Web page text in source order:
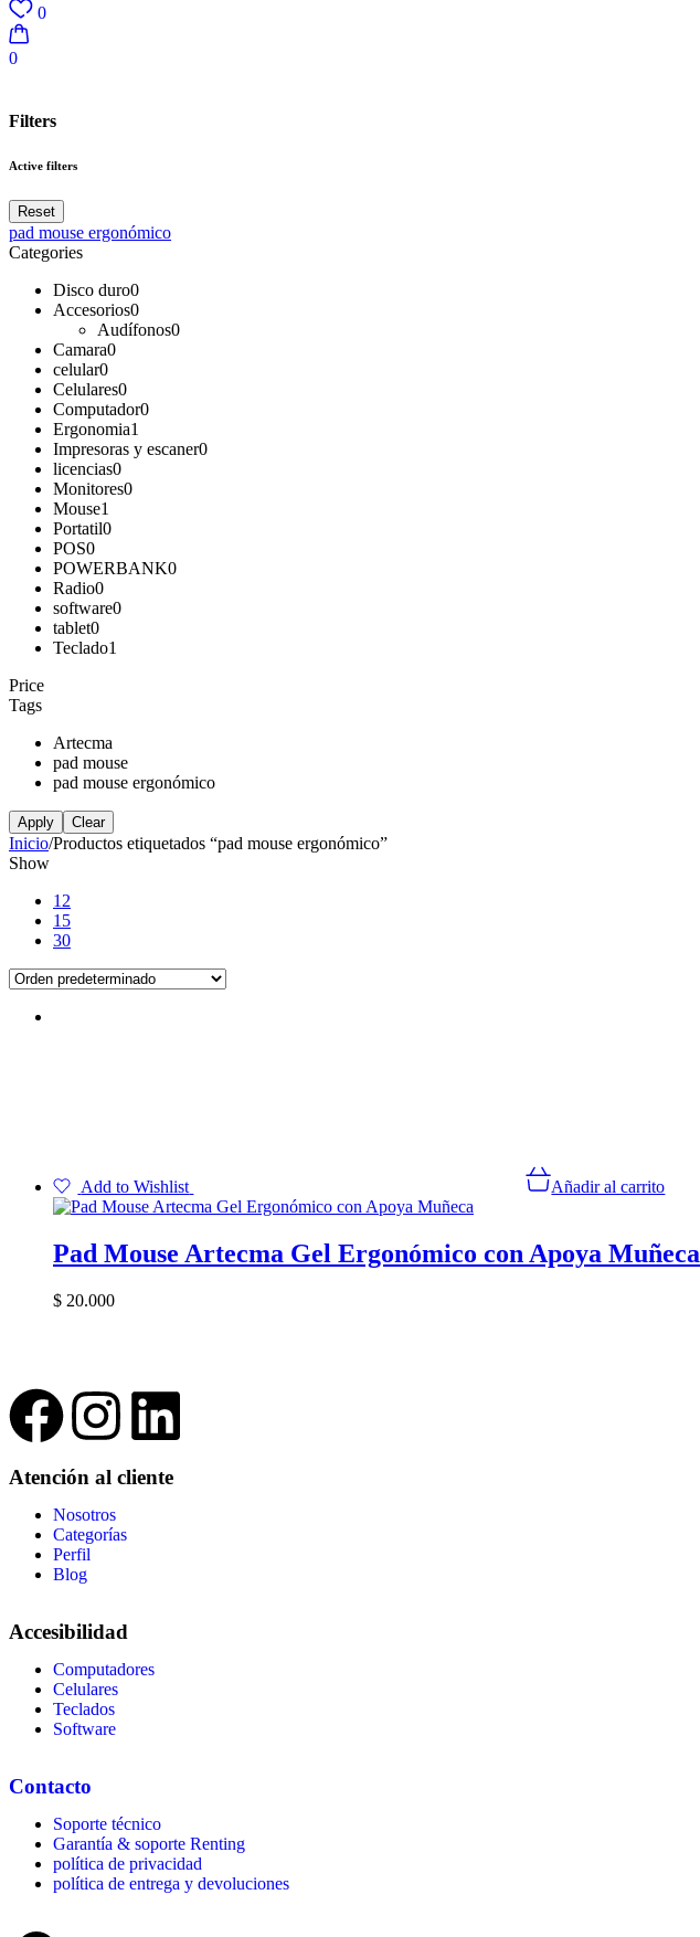
0
0
Filters
Active filters
Reset
pad mouse ergonómico
Categories
Disco duro0
Accesorios0
Audífonos0
Camara0
celular0
Celulares0
Computador0
Ergonomia1
Impresoras y escaner0
licencias0
Monitores0
Mouse1
Portatil0
POS0
POWERBANK0
Radio0
software0
tablet0
Teclado1
Price
Tags
Artecma
pad mouse
pad mouse ergonómico
Apply Clear
Inicio/Productos etiquetados “pad mouse ergonómico”
Show
12
15
30
Add to Wishlist Añadir al carrito
Pad Mouse Artecma Gel Ergonómico con Apoya Muñeca
$ 20.000
Atención al cliente
Nosotros
Categorías
Perfil
Blog
Accesibilidad
Computadores
Celulares
Teclados
Software
Contacto
Soporte técnico
Garantía & soporte Renting
política de privacidad
política de entrega y devoluciones